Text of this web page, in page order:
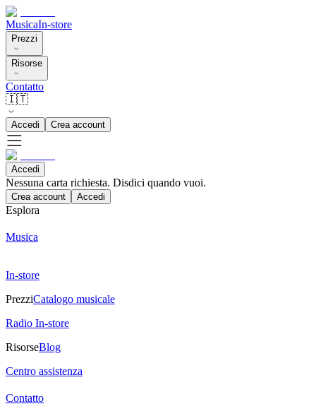
MusicaIn-store
Prezzi
Risorse
Contatto
🇮🇹
Accedi Crea account
Accedi
Nessuna carta richiesta. Disdici quando vuoi.
Crea account Accedi
Esplora
Musica
In-store
PrezziCatalogo musicale
Radio In-store
RisorseBlog
Centro assistenza
Contatto